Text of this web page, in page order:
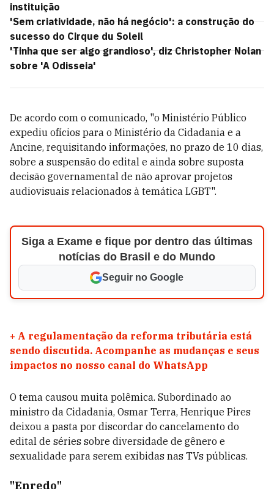
instituição
'Sem criatividade, não há negócio': a construção do
sucesso do Cirque du Soleil
'Tinha que ser algo grandioso', diz Christopher Nolan
sobre 'A Odisseia'
De acordo com o comunicado, "o Ministério Público
expediu ofícios para o Ministério da Cidadania e a
Ancine, requisitando informações, no prazo de 10 dias,
sobre a suspensão do edital e ainda sobre suposta
decisão governamental de não aprovar projetos
audiovisuais relacionados à temática LGBT".
Siga a Exame e fique por dentro das últimas
notícias do Brasil e do Mundo
Seguir no Google
+ A regulamentação da reforma tributária está
sendo discutida. Acompanhe as mudanças e seus
impactos no nosso canal do WhatsApp
O tema causou muita polêmica. Subordinado ao
ministro da Cidadania, Osmar Terra, Henrique Pires
deixou a pasta por discordar do cancelamento do
edital de séries sobre diversidade de gênero e
sexualidade para serem exibidas nas TVs públicas.
"Enredo"